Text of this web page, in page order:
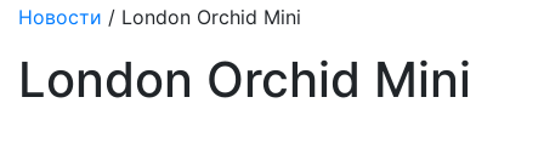
Новости / London Orchid Mini
London Orchid Mini